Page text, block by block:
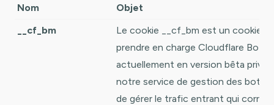
Nom
Objet
__cf_bm
Le cookie __cf_bm est un cookie
prendre en charge Cloudflare Bot
actuellement en version bêta
notre service de gestion des bots,
de gérer le trafic entrant qui